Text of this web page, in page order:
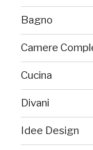
Bagno
Camere
Cucina
Divani
Idee Design